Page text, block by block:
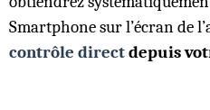
Smartphone sur l’écran de
contrôle directdepuis